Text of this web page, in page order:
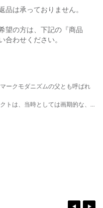
品は承っておりません。
望の方は、下記の『商品
合わせください。
ークモダニズムの父とも呼ばれ
トは、当時としては画期的な、...